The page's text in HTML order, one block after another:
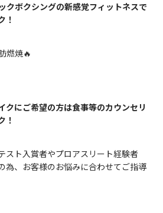
クボクシングの新感覚フィットネスで
！
燃焼🔥
クにご希望の方は食事等のカウンセリ
！
スト入賞者やプロアスリート経験者
為、お客様のお悩みに合わせてご指導